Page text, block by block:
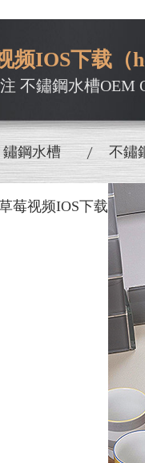
频IOS下载（
不鏽鋼水槽OEM
鏽鋼水槽 不鏽
莓视频IOS下载